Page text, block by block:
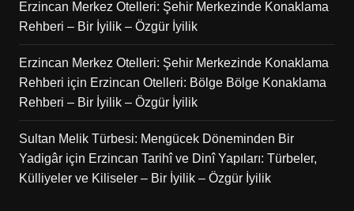
Erzincan Merkez Otelleri: Şehir Merkezinde Konaklama
Rehberi – Bir İyilik – Özgür İyilik
Erzincan Merkez Otelleri: Şehir Merkezinde Konaklama
Rehberi için Erzincan Otelleri: Bölge Bölge Konaklama
Rehberi – Bir İyilik – Özgür İyilik
Sultan Melik Türbesi: Mengücek Döneminden Bir
Yadigâriçin Erzincan Tarihî ve Dinî Yapıları: Türbeler,
Külliyeler ve Kiliseler – Bir İyilik – Özgür İyilik